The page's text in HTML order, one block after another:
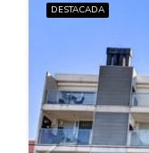
DESTACADA